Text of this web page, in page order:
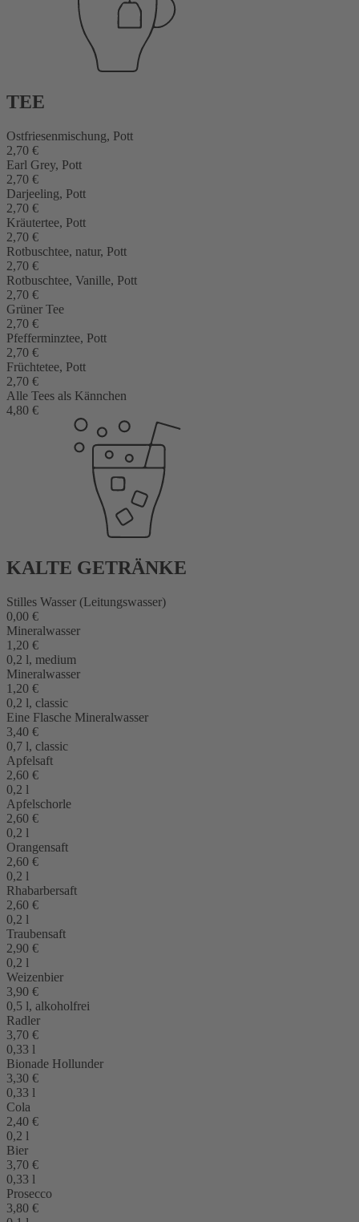
TEE
Ostfriesenmischung, Pott
2,70 €
Earl Grey, Pott
2,70 €
Darjeeling, Pott
2,70 €
Kräutertee, Pott
2,70 €
Rotbuschtee, natur, Pott
2,70 €
Rotbuschtee, Vanille, Pott
2,70 €
Grüner Tee
2,70 €
Pfefferminztee, Pott
2,70 €
Früchtetee, Pott
2,70 €
Alle Tees als Kännchen
4,80 €
KALTE GETRÄNKE
Stilles Wasser (Leitungswasser)
0,00 €
Mineralwasser
1,20 €
0,2 l, medium
Mineralwasser
1,20 €
0,2 l, classic
Eine Flasche Mineralwasser
3,40 €
0,7 l, classic
Apfelsaft
2,60 €
0,2 l
Apfelschorle
2,60 €
0,2 l
Orangensaft
2,60 €
0,2 l
Rhabarbersaft
2,60 €
0,2 l
Traubensaft
2,90 €
0,2 l
Weizenbier
3,90 €
0,5 l, alkoholfrei
Radler
3,70 €
0,33 l
Bionade Hollunder
3,30 €
0,33 l
Cola
2,40 €
0,2 l
Bier
3,70 €
0,33 l
Prosecco
3,80 €